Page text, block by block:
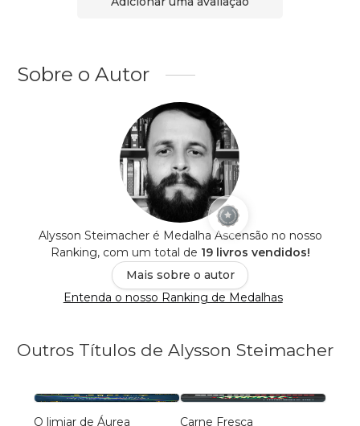
Sobre o Autor
Alysson Steimacher é Medalha Ascensão no nosso
Ranking, com um total de 19 livros vendidos!
Mais sobre o autor
Entenda o nosso Ranking de Medalhas
Outros Títulos de Alysson Steimacher
O limiar de Áurea
Carne Fresca